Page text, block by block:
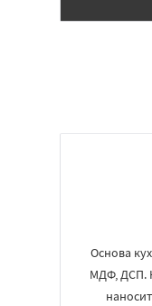
Основа
МДФ, ДСП.